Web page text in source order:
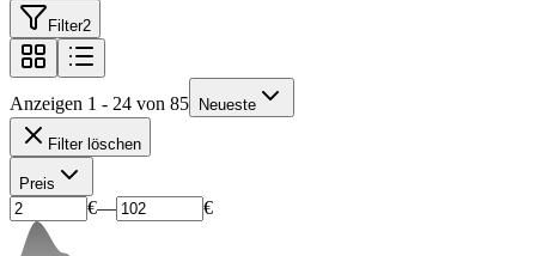
Filter2
Anzeigen 1 - 24 von 85 Neueste
Filter löschen
Preis
€— €